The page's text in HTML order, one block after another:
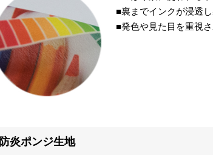
■裏までインクが浸透
■発色や見た目を重視
防炎ポンジ生地